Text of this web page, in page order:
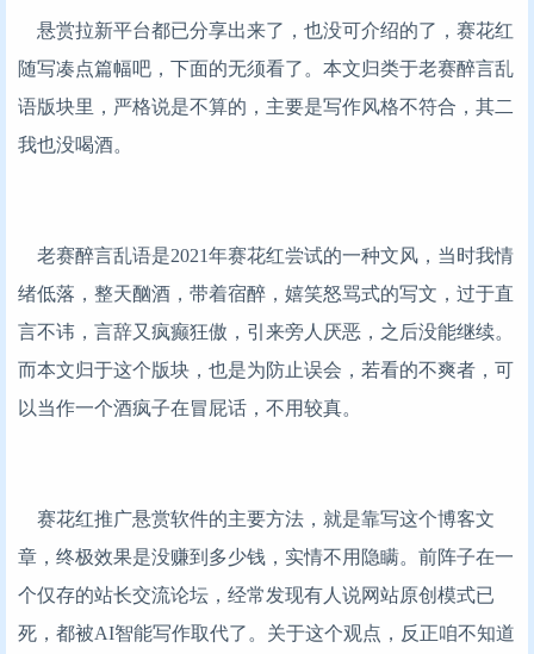
悬赏拉新平台都已分享出来了，也没可介绍的了，赛花红
随写凑点篇幅吧，下面的无须看了。本文归类于老赛醉言乱
语版块里，严格说是不算的，主要是写作风格不符合，其二
我也没喝酒。
老赛醉言乱语是2021年赛花红尝试的一种文风，当时我情
绪低落，整天酗酒，带着宿醉，嬉笑怒骂式的写文，过于直
言不讳，言辞又疯癫狂傲，引来旁人厌恶，之后没能继续。
而本文归于这个版块，也是为防止误会，若看的不爽者，可
以当作一个酒疯子在冒屁话，不用较真。
赛花红推广悬赏软件的主要方法，就是靠写这个博客文
章，终极效果是没赚到多少钱，实情不用隐瞒。前阵子在一
个仅存的站长交流论坛，经常发现有人说网站原创模式已
死，都被AI智能写作取代了。关于这个观点，反正咱不知道